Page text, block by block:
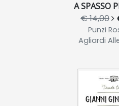
A SPASSO
€ 14,00
Punzi
Agliardi